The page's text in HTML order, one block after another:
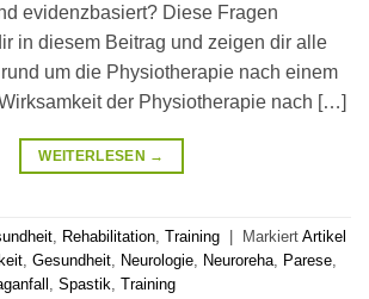
evidenzbasiert? Diese Fragen
in diesem Beitrag und zeigen dir alle
um die Physiotherapie nach einem
der Physiotherapie nach […]
WEITERLESEN →
, Rehabilitation, Training Markiert Artikel
, Gesundheit, Neurologie, Neuroreha, Parese,
, Spastik, Training